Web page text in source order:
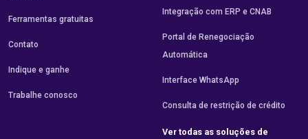
Ferramentas gratuitas
Contato
Indique e ganhe
Trabalhe conosco
Integração com ERP e CNAB
Portal de Renegociação
Automática
Interface WhatsApp
Consulta de restrição de crédito
Ver todas as soluções de